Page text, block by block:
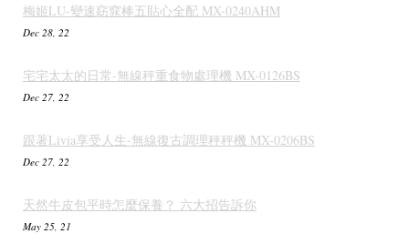
梅姬LU-變速窈窕棒五貼心全配 MX-0240AHM
Dec 28, 22
宅宅太太的日常-無線秤重食物處理機 MX-0126BS
Dec 27, 22
跟著Livia享受人生-無線復古調理秤秤機 MX-0206BS
Dec 27, 22
天然牛皮包平時怎麼保養？ 六大招告訴你
May 25, 21